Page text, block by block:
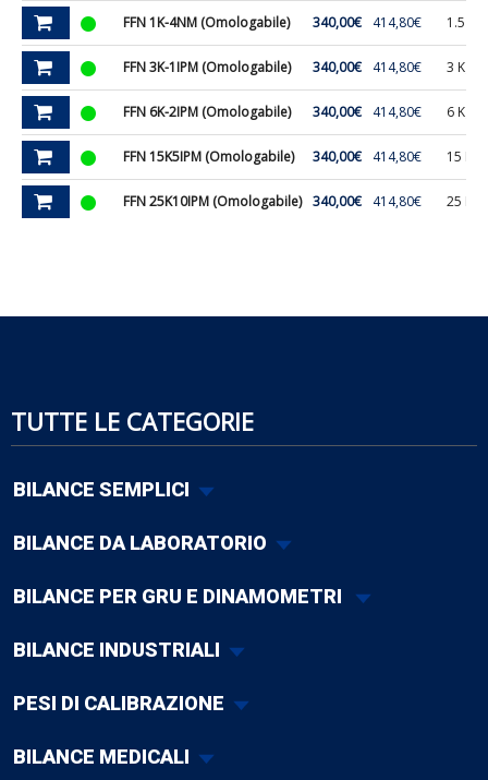
FFN 1K-4NM (Omologabile) 340,00€ 414,80€ 1.5 Kg.
FFN 3K-1IPM (Omologabile) 340,00€ 414,80€ 3 Kg.
FFN 6K-2IPM (Omologabile) 340,00€ 414,80€ 6 Kg.
FFN 15K5IPM (Omologabile) 340,00€ 414,80€ 15 Kg.
FFN 25K10IPM (Omologabile) 340,00€ 414,80€ 25 Kg.
TUTTE LE CATEGORIE
BILANCE SEMPLICI
BILANCE DA LABORATORIO
BILANCE PER GRU E DINAMOMETRI
BILANCE INDUSTRIALI
PESI DI CALIBRAZIONE
BILANCE MEDICALI